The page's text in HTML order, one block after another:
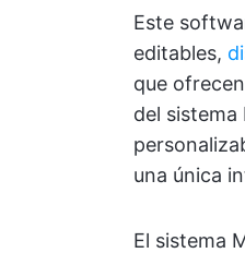
Este
editables,
que
del
una única
El sistema